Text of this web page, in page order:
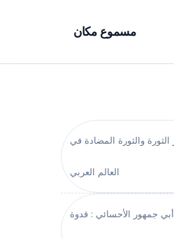
مسموع مكان
الثورة والثورة المضادة في
العالم العربي
جمهور الأحسائي : قدوة